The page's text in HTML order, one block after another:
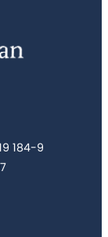
184-9